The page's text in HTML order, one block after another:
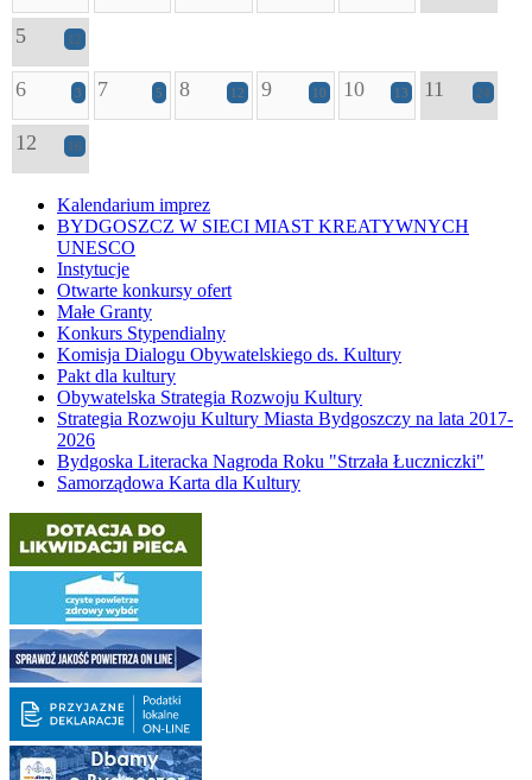
5 12
6 3 7 5 8 12 9 10 10 13 11 24
12 16
Kalendarium imprez
BYDGOSZCZ W SIECI MIAST KREATYWNYCH
UNESCO
Instytucje
Otwarte konkursy ofert
Małe Granty
Konkurs Stypendialny
Komisja Dialogu Obywatelskiego ds. Kultury
Pakt dla kultury
Obywatelska Strategia Rozwoju Kultury
Strategia Rozwoju Kultury Miasta Bydgoszczy na lata 2017-
2026
Bydgoska Literacka Nagroda Roku "Strzała Łuczniczki"
Samorządowa Karta dla Kultury